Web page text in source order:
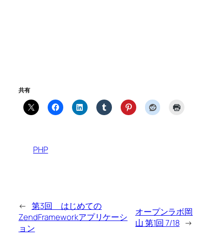
共有
PHP
← 第3回 はじめての
ZendFrameworkアプリケーシ
ョン
オープンラボ岡
山 第1回 7/18 →